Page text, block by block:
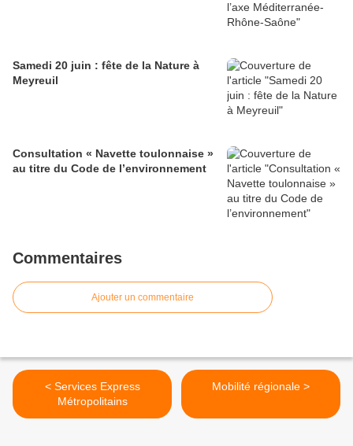
Samedi 20 juin : fête de la Nature à
Meyreuil
Consultation « Navette toulonnaise »
au titre du Code de l’environnement
Commentaires
Ajouter un commentaire
< Services Express
Métropolitains
Mobilité régionale >